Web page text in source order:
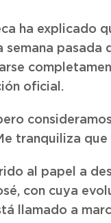
ha explicado
semana
oficial.
tranquiliza
al papel a
con cuya
llamado a